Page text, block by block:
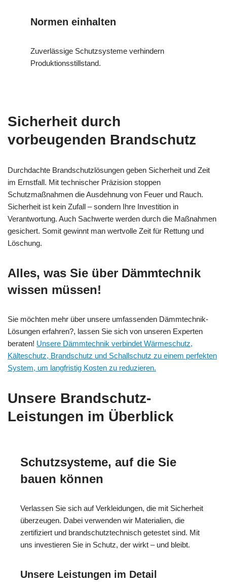
Normen einhalten
Zuverlässige Schutzsysteme verhindern
Produktionsstillstand.
Sicherheit durch
vorbeugenden Brandschutz
Durchdachte Brandschutzlösungen geben Sicherheit und Zeit
im Ernstfall. Mit technischer Präzision stoppen
Schutzmaßnahmen die Ausdehnung von Feuer und Rauch.
Sicherheit ist kein Zufall – sondern Ihre Investition in
Verantwortung. Auch Sachwerte werden durch die Maßnahmen
gesichert. Somit gewinnt man wertvolle Zeit für Rettung und
Löschung.
Alles, was Sie über Dämmtechnik
wissen müssen!
Sie möchten mehr über unsere umfassenden Dämmtechnik-
Lösungen erfahren?, lassen Sie sich von unseren Experten
beraten! Unsere Dämmtechnik verbindet Wärmeschutz,
Kälteschutz, Brandschutz und Schallschutz zu einem perfekten
System, um langfristig Kosten zu reduzieren.
Unsere Brandschutz-
Leistungen im Überblick
Schutzsysteme, auf die Sie
bauen können
Verlassen Sie sich auf Verkleidungen, die mit Sicherheit
überzeugen. Dabei verwenden wir Materialien, die
zertifiziert und brandschutztechnisch getestet sind. Mit
uns investieren Sie in Schutz, der wirkt – und bleibt.
Unsere Leistungen im Detail